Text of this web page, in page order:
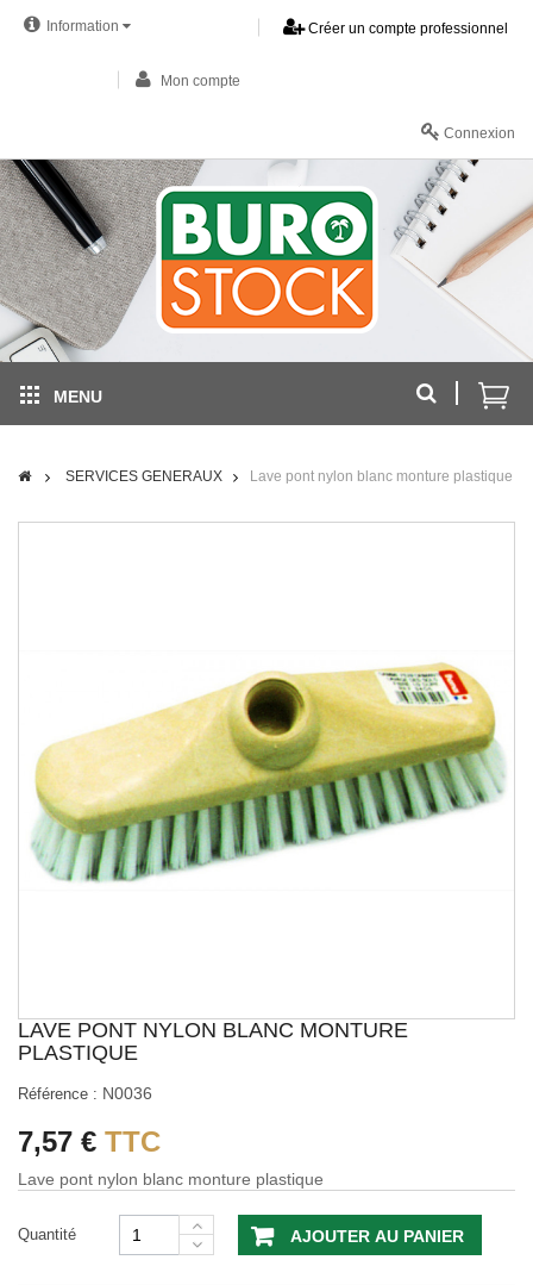
Information Créer un compte professionnel
Mon compte
Connexion
MENU
SERVICES GENERAUX Lave pont nylon blanc monture plastique
LAVE PONT NYLON BLANC MONTURE
PLASTIQUE
Référence : N0036
7,57 € TTC
Lave pont nylon blanc monture plastique
Quantité AJOUTER AU PANIER